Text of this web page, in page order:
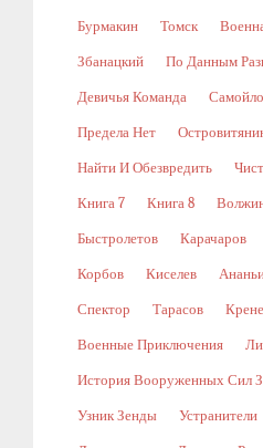
Бурмакин Томск
Збанацкий По Данным
Девичья Команда
Предела Нет
Найти И Обезвредить
Книга 7 Книга 8
Быстролетов Карачаров
Корбов Киселев
Спектор Тарасов
Военные Приключения
История Вооруженных Сил
Узник Зенды Устранители